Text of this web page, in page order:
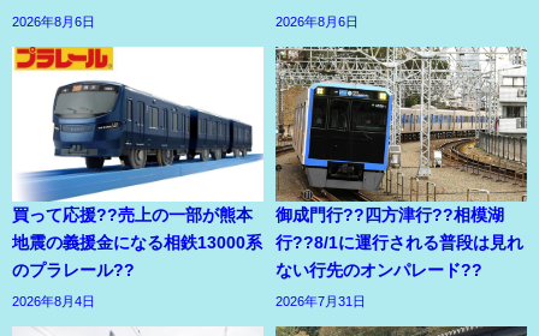
2026年8月6日 2026年8月6日
買って応援??売上の一部が熊本
地震の義援金になる相鉄13000系
のプラレール??
2026年8月4日
御成門行??四方津行??相模湖
行??8/1に運行される普段は見れ
ない行先のオンパレード??
2026年7月31日